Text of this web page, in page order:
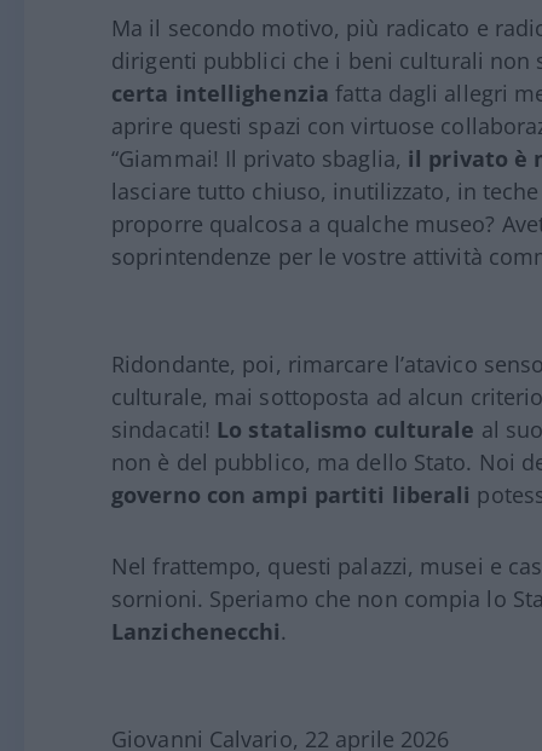
Ma il secondo motivo, più radicato e
dirigenti pubblici che i beni culturali non
certa intellighenzia fatta dagli allegri
aprire questi spazi con virtuose
“Giammai! Il privato sbaglia, il privato è
lasciare tutto chiuso, inutilizzato, in
proporre qualcosa a qualche museo?
soprintendenze per le vostre attività
Ridondante, poi, rimarcare l’atavico
culturale, mai sottoposta ad alcun
sindacati! Lo statalismo culturale al
non è del pubblico, ma dello Stato. Noi
governo con ampi partiti liberali
Nel frattempo, questi palazzi, musei e
sornioni. Speriamo che non compia lo
Lanzichenecchi.
Giovanni Calvario, 22 aprile 2026